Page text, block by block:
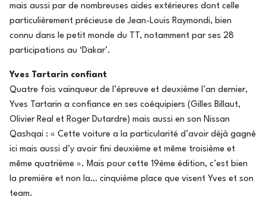
mais aussi par de nombreuses aides extérieures dont celle
particulièrement précieuse de Jean-Louis Raymondi, bien
connu dans le petit monde du TT, notamment par ses 28
participations au ‘Dakar’.
Yves Tartarin confiant
Quatre fois vainqueur de l’épreuve et deuxième l’an dernier,
Yves Tartarin a confiance en ses coéquipiers (Gilles Billaut,
Olivier Real et Roger Dutardre) mais aussi en son Nissan
Qashqai : « Cette voiture a la particularité d’avoir déjà gagné
ici mais aussi d’y avoir fini deuxième et même troisième et
même quatrième ». Mais pour cette 19ème édition, c’est bien
la première et non la… cinquième place que visent Yves et son
team.